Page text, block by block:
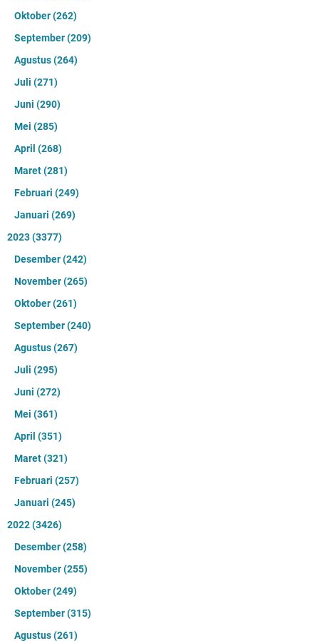
Oktober(262)
September(209)
Agustus(264)
Juli (271)
Juni (290)
Mei (285)
April (268)
Maret(281)
Februari (249)
Januari (269)
2023(3377)
Desember(242)
November(265)
Oktober(261)
September(240)
Agustus(267)
Juli (295)
Juni (272)
Mei (361)
April (351)
Maret(321)
Februari (257)
Januari (245)
2022(3426)
Desember(258)
November(255)
Oktober(249)
September(315)
Agustus(261)